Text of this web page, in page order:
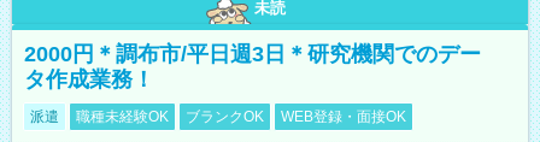
未読
2000円＊調布市/平日週3日＊研究機関でのデー
タ作成業務！
派遣 職種未経験OK ブランクOK WEB登録・面接OK